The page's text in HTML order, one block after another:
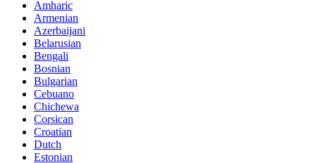
Amharic
Armenian
Azerbaijani
Belarusian
Bengali
Bosnian
Bulgarian
Cebuano
Chichewa
Corsican
Croatian
Dutch
Estonian